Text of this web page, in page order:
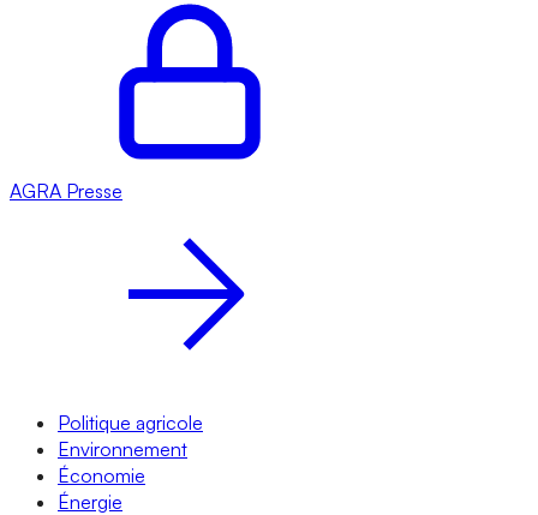
AGRA Presse
Politique agricole
Environnement
Économie
Énergie